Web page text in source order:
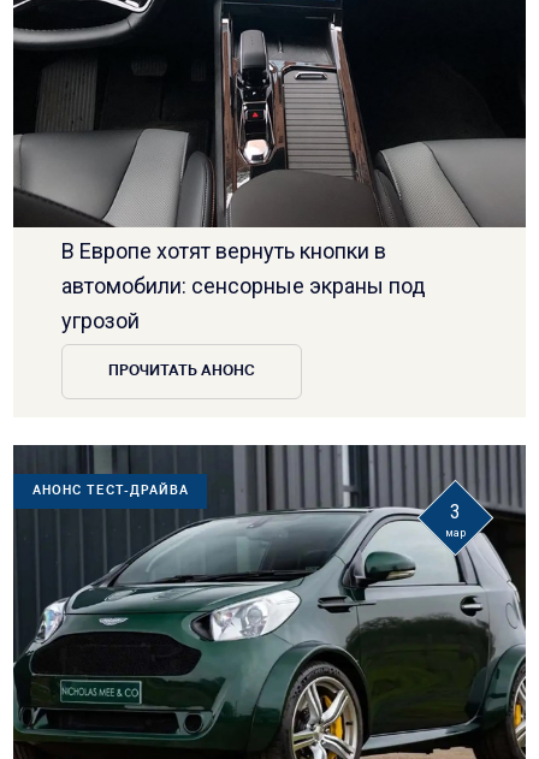
В Европе хотят вернуть кнопки в
автомобили: сенсорные экраны под
угрозой
ПРОЧИТАТЬ АНОНС
АНОНС ТЕСТ-ДРАЙВА
3
мар